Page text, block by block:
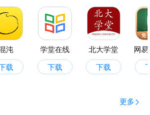
教学经验，1%面试通过率严控师资
衔授课，理科清北名师率达77%
名师胡源、物理清华名师李楠、生物
史百万粉丝名师张志浩等全国优秀名
知识体系】
随到随学，30min讲透一个知识点
沌
载
学堂在线
下载
北大学堂
下载
网
更多